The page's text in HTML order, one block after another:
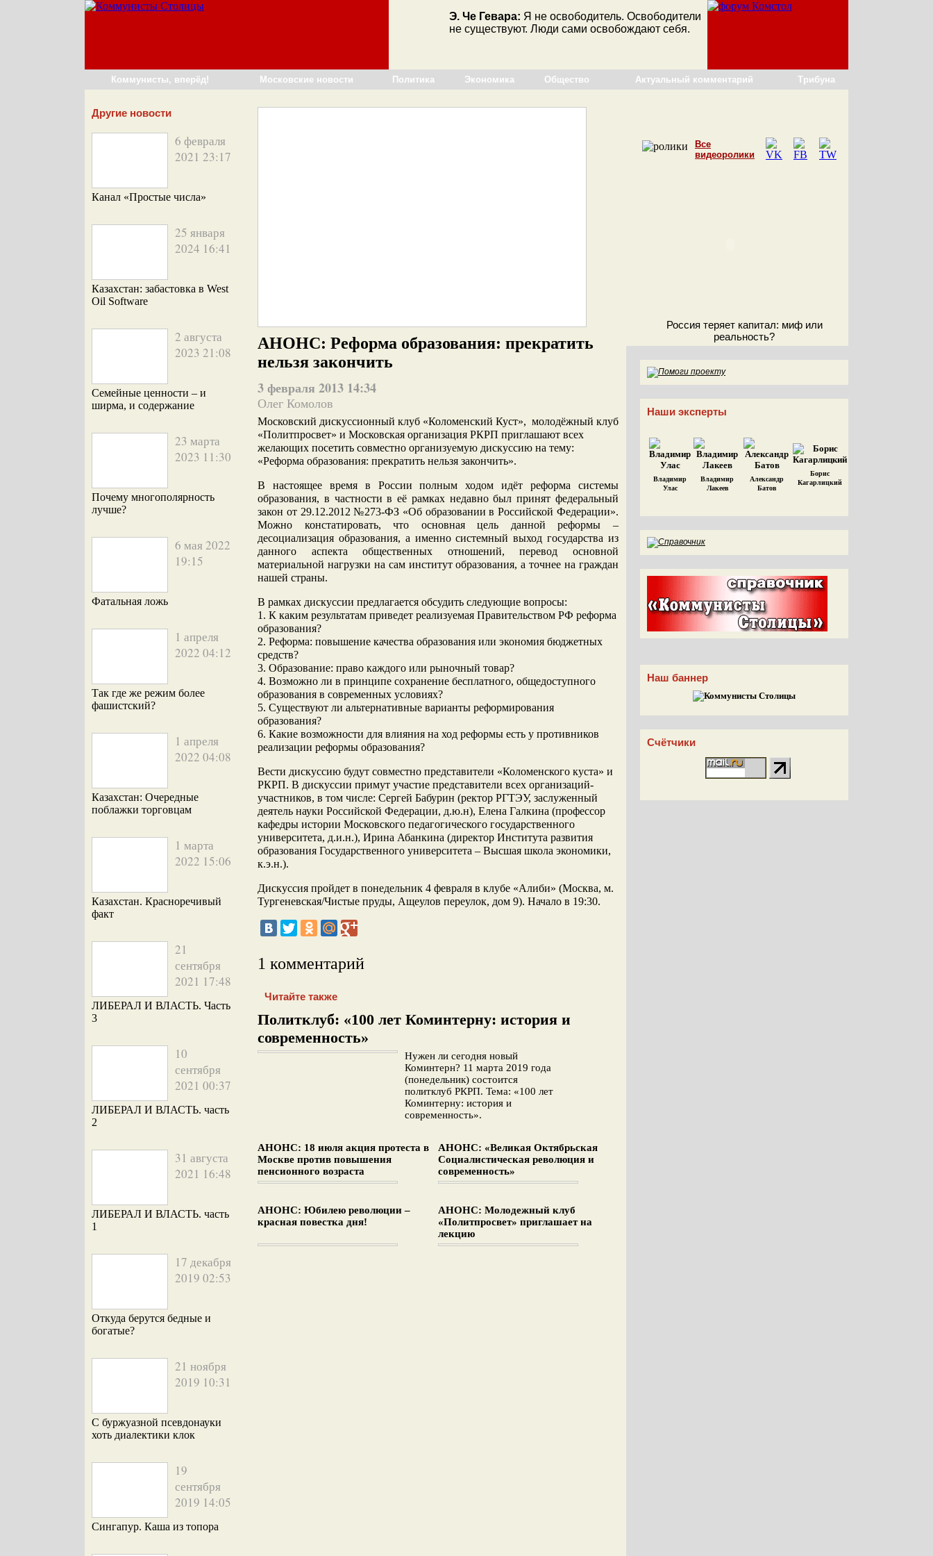
Э. Че Гевара: Я не освободитель. Освободители
не существуют. Люди сами освобождают себя.
Коммунисты, вперёд! Московские новости Политика Экономика Общество Актуальный комментарий Трибуна
Другие новости
6 февраля
2021 23:17
Канал «Простые числа»
25 января
2024 16:41
Казахстан: забастовка в West
Oil Software
2 августа
2023 21:08
Семейные ценности – и
ширма, и содержание
23 марта
2023 11:30
Почему многополярность
лучше?
6 мая 2022
19:15
Фатальная ложь
1 апреля
2022 04:12
Так где же режим более
фашистский?
1 апреля
2022 04:08
Казахстан: Очередные
поблажки торговцам
1 марта
2022 15:06
Казахстан. Красноречивый
факт
21
сентября
2021 17:48
ЛИБЕРАЛ И ВЛАСТЬ. Часть
3
10
сентября
2021 00:37
ЛИБЕРАЛ И ВЛАСТЬ. часть
2
31 августа
2021 16:48
ЛИБЕРАЛ И ВЛАСТЬ. часть
1
17 декабря
2019 02:53
Откуда берутся бедные и
богатые?
21 ноября
2019 10:31
С буржуазной псевдонауки
хоть диалектики клок
19
сентября
2019 14:05
Сингапур. Каша из топора
АНОНС: Реформа образования: прекратить
нельзя закончить
3 февраля 2013 14:34
Олег Комолов
Московский дискуссионный клуб «Коломенский Куст», молодёжный клуб
«Политпросвет» и Московская организация РКРП приглашают всех
желающих посетить совместно организуемую дискуссию на тему:
«Реформа образования: прекратить нельзя закончить».
В настоящее время в России полным ходом идёт реформа системы
образования, в частности в её рамках недавно был принят федеральный
закон от 29.12.2012 №273-ФЗ «Об образовании в Российской Федерации».
Можно констатировать, что основная цель данной реформы –
десоциализация образования, а именно системный выход государства из
данного аспекта общественных отношений, перевод основной
материальной нагрузки на сам институт образования, а точнее на граждан
нашей страны.
В рамках дискуссии предлагается обсудить следующие вопросы:
1. К каким результатам приведет реализуемая Правительством РФ реформа
образования?
2. Реформа: повышение качества образования или экономия бюджетных
средств?
3. Образование: право каждого или рыночный товар?
4. Возможно ли в принципе сохранение бесплатного, общедоступного
образования в современных условиях?
5. Существуют ли альтернативные варианты реформирования
образования?
6. Какие возможности для влияния на ход реформы есть у противников
реализации реформы образования?
Вести дискуссию будут совместно представители «Коломенского куста» и
РКРП. В дискуссии примут участие представители всех организаций-
участников, в том числе: Сергей Бабурин (ректор РГТЭУ, заслуженный
деятель науки Российской Федерации, д.ю.н), Елена Галкина (профессор
кафедры истории Московского педагогического государственного
университета, д.и.н.), Ирина Абанкина (директор Института развития
образования Государственного университета – Высшая школа экономики,
к.э.н.).
Дискуссия пройдет в понедельник 4 февраля в клубе «Алиби» (Москва, м.
Тургеневская/Чистые пруды, Ащеулов переулок, дом 9). Начало в 19:30.
1 комментарий
Читайте также
Политклуб: «100 лет Коминтерну: история и
современность»
Нужен ли сегодня новый
Коминтерн? 11 марта 2019 года
(понедельник) состоится
политклуб РКРП. Тема: «100 лет
Коминтерну: история и
современность».
АНОНС: 18 июля акция протеста в
Москве против повышения
пенсионного возраста
АНОНС: «Великая Октябрьская
Социалистическая революция и
современность»
АНОНС: Юбилею революции –
красная повестка дня!
АНОНС: Молодежный клуб
«Политпросвет» приглашает на
лекцию
Все
видеоролики
Россия теряет капитал: миф или
реальность?
Наши эксперты
Владимир
Улас
Владимир
Лакеев
Александр
Батов
Борис
Кагарлицкий
Наш баннер
Счётчики